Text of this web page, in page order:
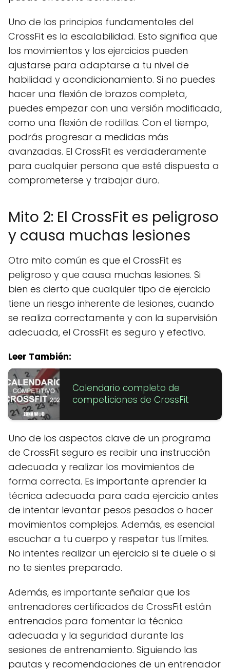
Uno de los principios fundamentales del
CrossFit es la escalabilidad. Esto significa que
los movimientos y los ejercicios pueden
ajustarse para adaptarse a tu nivel de
habilidad y acondicionamiento. Si no puedes
hacer una flexión de brazos completa,
puedes empezar con una versión modificada,
como una flexión de rodillas. Con el tiempo,
podrás progresar a medidas más
avanzadas. El CrossFit es verdaderamente
para cualquier persona que esté dispuesta a
comprometerse y trabajar duro.
Mito 2: El CrossFit es peligroso
y causa muchas lesiones
Otro mito común es que el CrossFit es
peligroso y que causa muchas lesiones. Si
bien es cierto que cualquier tipo de ejercicio
tiene un riesgo inherente de lesiones, cuando
se realiza correctamente y con la supervisión
adecuada, el CrossFit es seguro y efectivo.
Leer También:
Calendario completo de
competiciones de CrossFit
Uno de los aspectos clave de un programa
de CrossFit seguro es recibir una instrucción
adecuada y realizar los movimientos de
forma correcta. Es importante aprender la
técnica adecuada para cada ejercicio antes
de intentar levantar pesos pesados o hacer
movimientos complejos. Además, es esencial
escuchar a tu cuerpo y respetar tus límites.
No intentes realizar un ejercicio si te duele o si
no te sientes preparado.
Además, es importante señalar que los
entrenadores certificados de CrossFit están
entrenados para fomentar la técnica
adecuada y la seguridad durante las
sesiones de entrenamiento. Siguiendo las
pautas y recomendaciones de un entrenador